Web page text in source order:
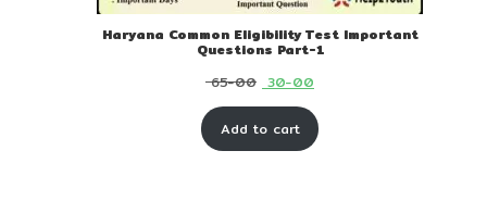
Haryana Common Eligibility Test Important
Questions Part-1
65-00 Original
price
was:
30-00Current
price
is:
Add to cart